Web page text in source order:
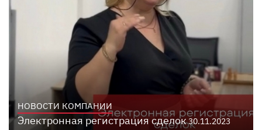
НОВОСТИ КОМПАНИИ
Электронная регистрация сделок30.11.2023